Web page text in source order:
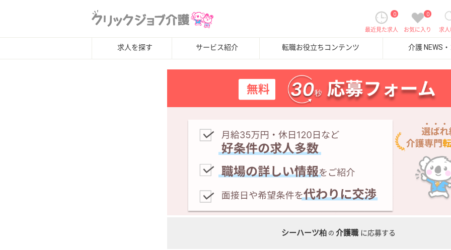
求
0
お気に入り
0
最近見た求人
求人を探す サービス紹介 転職お役立ちコンテンツ 介護 NEWS
シーハーツ柏 の 介護職 に応募する